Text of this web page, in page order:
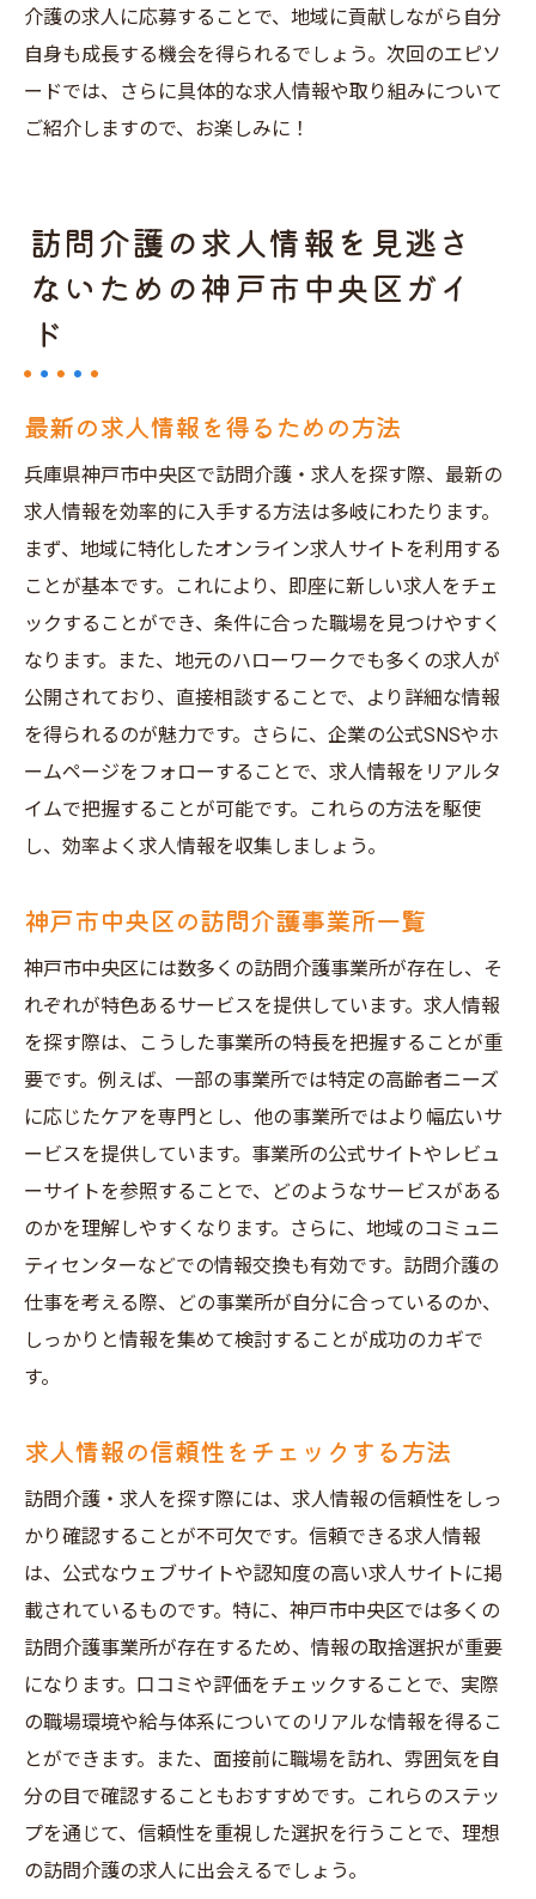
介護の求人に応募することで、地域に貢献しながら自分
自身も成長する機会を得られるでしょう。次回のエピソ
ードでは、さらに具体的な求人情報や取り組みについて
ご紹介しますので、お楽しみに！
訪問介護の求人情報を見逃さ
ないための神戸市中央区ガイ
ド
最新の求人情報を得るための方法
兵庫県神戸市中央区で訪問介護・求人を探す際、最新の
求人情報を効率的に入手する方法は多岐にわたります。
まず、地域に特化したオンライン求人サイトを利用する
ことが基本です。これにより、即座に新しい求人をチェ
ックすることができ、条件に合った職場を見つけやすく
なります。また、地元のハローワークでも多くの求人が
公開されており、直接相談することで、より詳細な情報
を得られるのが魅力です。さらに、企業の公式SNSやホ
ームページをフォローすることで、求人情報をリアルタ
イムで把握することが可能です。これらの方法を駆使
し、効率よく求人情報を収集しましょう。
神戸市中央区の訪問介護事業所一覧
神戸市中央区には数多くの訪問介護事業所が存在し、そ
れぞれが特色あるサービスを提供しています。求人情報
を探す際は、こうした事業所の特長を把握することが重
要です。例えば、一部の事業所では特定の高齢者ニーズ
に応じたケアを専門とし、他の事業所ではより幅広いサ
ービスを提供しています。事業所の公式サイトやレビュ
ーサイトを参照することで、どのようなサービスがある
のかを理解しやすくなります。さらに、地域のコミュニ
ティセンターなどでの情報交換も有効です。訪問介護の
仕事を考える際、どの事業所が自分に合っているのか、
しっかりと情報を集めて検討することが成功のカギで
す。
求人情報の信頼性をチェックする方法
訪問介護・求人を探す際には、求人情報の信頼性をしっ
かり確認することが不可欠です。信頼できる求人情報
は、公式なウェブサイトや認知度の高い求人サイトに掲
載されているものです。特に、神戸市中央区では多くの
訪問介護事業所が存在するため、情報の取捨選択が重要
になります。口コミや評価をチェックすることで、実際
の職場環境や給与体系についてのリアルな情報を得るこ
とができます。また、面接前に職場を訪れ、雰囲気を自
分の目で確認することもおすすめです。これらのステッ
プを通じて、信頼性を重視した選択を行うことで、理想
の訪問介護の求人に出会えるでしょう。